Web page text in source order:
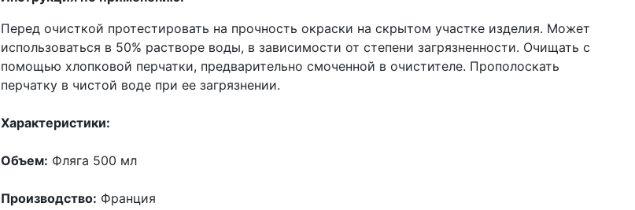
Перед очисткой протестировать на прочность окраски на скрытом участке изделия. Может
использоваться в 50% растворе воды, в зависимости от степени загрязненности. Очищать с
помощью хлопковой перчатки, предварительно смоченной в очистителе. Прополоскать
перчатку в чистой воде при ее загрязнении.
Характеристики:
Объем: Фляга 500 мл
Производство: Франция